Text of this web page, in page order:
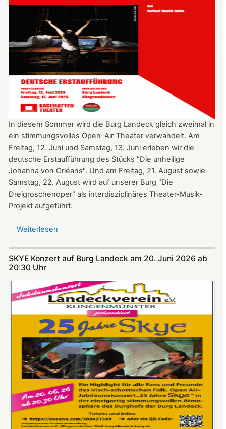
Freiburg
In diesem Sommer wird die Burg Landeck gleich zweimal in
ein stimmungsvolles Open-Air-Theater verwandelt. Am
Freitag, 12. Juni und Samstag, 13. Juni erleben wir die
deutsche Erstaufführung des Stücks "Die unheilige
Johanna von Orléans". Und am Freitag, 21. August sowie
Samstag, 22. August wird auf unserer Burg "Die
Dreigroschenoper" als interdisziplinäres Theater-Musik-
Projekt aufgeführt.
Weiterlesen
Theatersommer
Burg
Landeck
SKYE Konzert auf Burg Landeck am 20. Juni 2026 ab
20:30 Uhr​​​​​​​​​​​​​​